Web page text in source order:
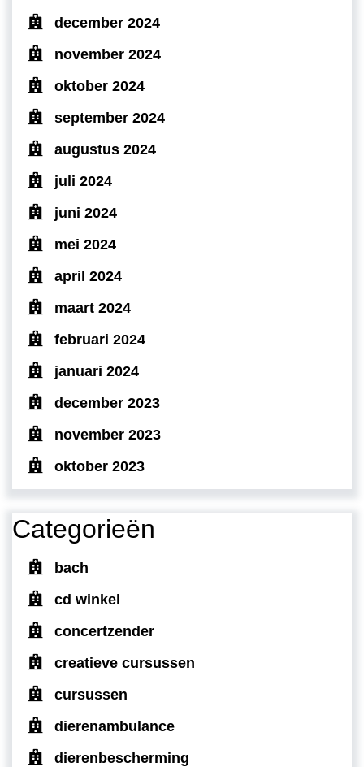
december 2024
november 2024
oktober 2024
september 2024
augustus 2024
juli 2024
juni 2024
mei 2024
april 2024
maart 2024
februari 2024
januari 2024
december 2023
november 2023
oktober 2023
Categorieën
bach
cd winkel
concertzender
creatieve cursussen
cursussen
dierenambulance
dierenbescherming